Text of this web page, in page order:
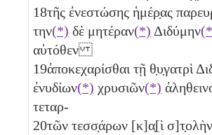
18τῆς ἐνεστώσης ἡμέρ̣ας
την(*) δὲ μητέραν(*) Διδύμην
αὐτόθεν
19ἀποκεχαρίσθαι τῇ θ̣υ̣γατρὶ
ἐνυδίων(*) χρυσιῶν(*)
τεταρ-
20τῶν τεσσ̣άρων [κ]α̣[ὶ